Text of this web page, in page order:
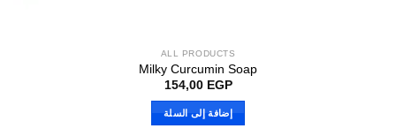
ALL PRODUCTS
Milky Curcumin Soap
154,00 EGP
إضافة إلى السلة